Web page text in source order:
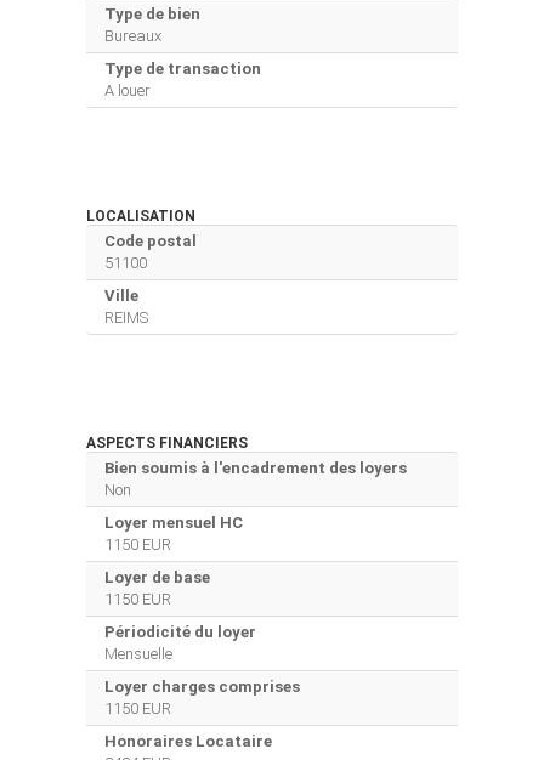
Type de bien
Bureaux
Type de transaction
A louer
LOCALISATION
Code postal
51100
Ville
REIMS
ASPECTS FINANCIERS
Bien soumis à l'encadrement des loyers
Non
Loyer mensuel HC
1150 EUR
Loyer de base
1150 EUR
Périodicité du loyer
Mensuelle
Loyer charges comprises
1150 EUR
Honoraires Locataire